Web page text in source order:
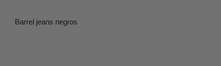
Barrel jeans negros